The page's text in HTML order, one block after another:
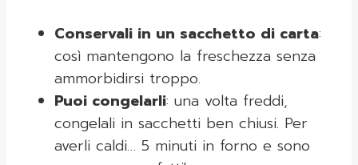
Conservali in un sacchetto di carta:
così mantengono la freschezza senza
ammorbidirsi troppo.
Puoi congelarli: una volta freddi,
congelali in sacchetti ben chiusi. Per
averli caldi… 5 minuti in forno e sono